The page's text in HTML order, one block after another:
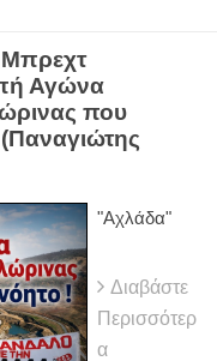
Μπρεχτ
Αγώνα
που
(Παναγιώτης
"Αχλάδα"
Διαβάστε
Περισσότερ
α